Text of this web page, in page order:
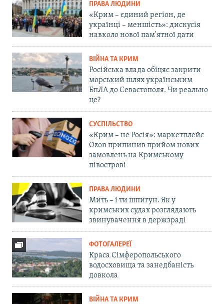
ПРАВА ЛЮДИНИ
«Крим – єдиний регіон, де
українці – меншість»: дискусія
навколо нової пам'ятної дати
ВІЙНА ТА КРИМ
Російська влада обіцяє закрити
морський шлях українським
БпЛА до Севастополя. Чи реально
це?
СУСПІЛЬСТВО
«Крим – не Росія»: маркетплейс
Ozon припинив прийом нових
замовлень на Кримському
півострові
ПРАВА ЛЮДИНИ
Мить – і ти шпигун. Як у
кримських судах розглядають
звинувачення в держзраді
ФОТОГАЛЕРЕЇ
Краса Сімферопольського
водосховища та занедбаність
довкола
ВІЙНА ТА КРИМ